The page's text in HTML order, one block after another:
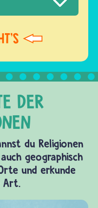
du Religionen
geographisch
und erkunde
Art.